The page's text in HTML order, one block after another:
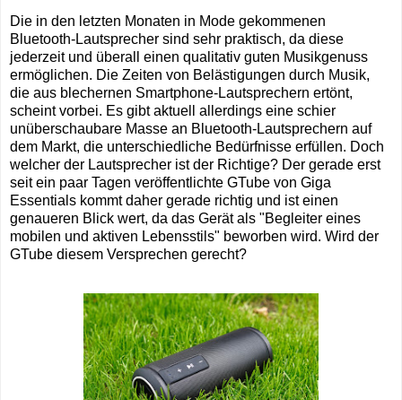
Die in den letzten Monaten in Mode gekommenen
Bluetooth-Lautsprecher sind sehr praktisch, da diese
jederzeit und überall einen qualitativ guten Musikgenuss
ermöglichen. Die Zeiten von Belästigungen durch Musik,
die aus blechernen Smartphone-Lautsprechern ertönt,
scheint vorbei. Es gibt aktuell allerdings eine schier
unüberschaubare Masse an Bluetooth-Lautsprechern auf
dem Markt, die unterschiedliche Bedürfnisse erfüllen. Doch
welcher der Lautsprecher ist der Richtige? Der gerade erst
seit ein paar Tagen veröffentlichte GTube von Giga
Essentials kommt daher gerade richtig und ist einen
genaueren Blick wert, da das Gerät als "Begleiter eines
mobilen und aktiven Lebensstils" beworben wird. Wird der
GTube diesem Versprechen gerecht?